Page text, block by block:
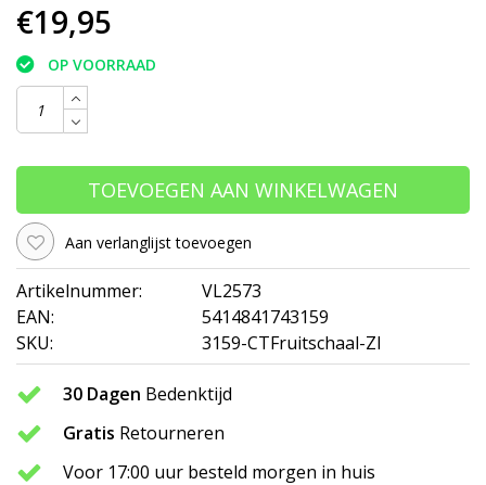
€19,95
OP VOORRAAD
TOEVOEGEN AAN WINKELWAGEN
Aan verlanglijst toevoegen
Artikelnummer:
VL2573
EAN:
5414841743159
SKU:
3159-CTFruitschaal-ZI
30 Dagen Bedenktijd
Gratis Retourneren
Voor 17:00 uur besteld morgen in huis